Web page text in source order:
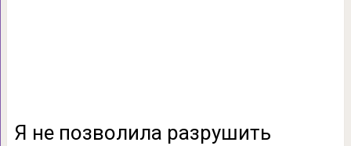
Я не позволила разрушить